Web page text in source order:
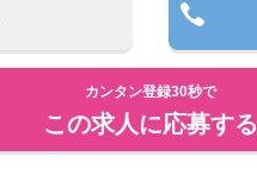
カンタン登録30秒で
この求人に応募する